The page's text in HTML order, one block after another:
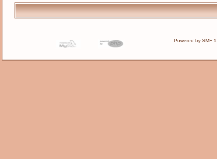
Powered by SMF